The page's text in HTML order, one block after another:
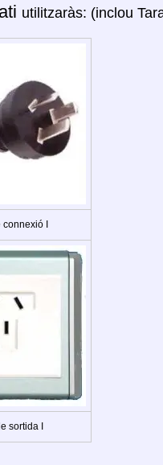
utilitzaràs: (inclou
connexió I
sortida I